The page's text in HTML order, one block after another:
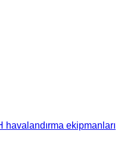
ekipmanları